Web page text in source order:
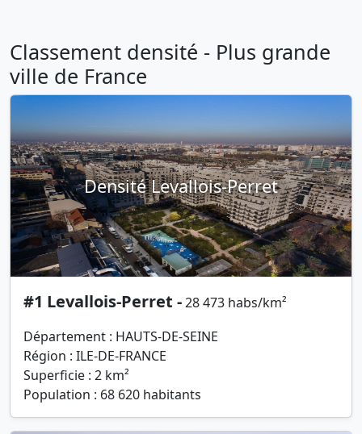
Classement densité - Plus grande
ville de France
Densité Levallois-Perret
#1 Levallois-Perret -28 473 habs/km²
Département : HAUTS-DE-SEINE
Région : ILE-DE-FRANCE
Superficie : 2 km²
Population : 68 620 habitants